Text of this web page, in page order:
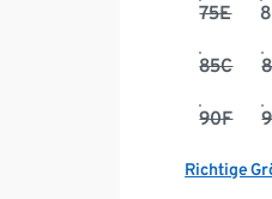
75E
85C
90F
Richtige